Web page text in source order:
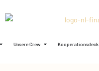
Unsere Crew Kooperationsdeck